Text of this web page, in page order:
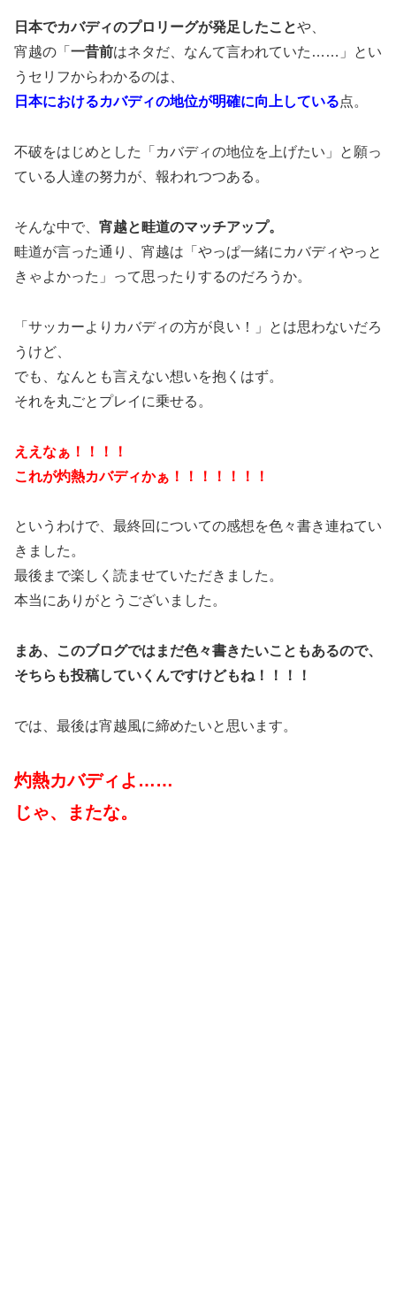
日本でカバディのプロリーグが発足したことや、
宵越の「 一昔前はネタだ、なんて言われていた……」とい
うセリフからわかるのは、
日本におけるカバディの地位が明確に向上している点。
不破をはじめとした「カバディの地位を上げたい」と願っ
ている人達の努力が、報われつつある。
そんな中で、 宵越と畦道のマッチアップ。
畦道が言った通り、宵越は「やっぱ一緒にカバディやっと
きゃよかった」って思ったりするのだろうか。
「サッカーよりカバディの方が良い！」とは思わないだろ
うけど、
でも、なんとも言えない想いを抱くはず。
それを丸ごとプレイに乗せる。
ええなぁ！！！！
これが灼熱カバディかぁ！！！！！！！
というわけで、最終回についての感想を色々書き連ねてい
きました。
最後まで楽しく読ませていただきました。
本当にありがとうございました。
まあ、このブログではまだ色々書きたいこともあるので、
そちらも投稿していくんですけどもね！！！！
では、最後は宵越風に締めたいと思います。
灼熱カバディよ……
じゃ、またな。